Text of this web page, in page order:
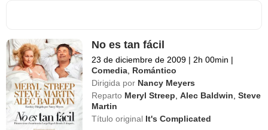
No es tan fácil
23 de diciembre de 2009 | 2h 00min |
Comedia Romántico
Dirigida por Nancy Meyers
Reparto Meryl Streep ,Alec Baldwin ,Steve
Martin
Título original It's Complicated